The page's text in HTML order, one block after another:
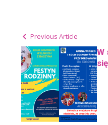
Previous Article
W